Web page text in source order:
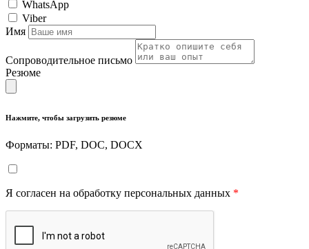
WhatsApp
Viber
Имя
Сопроводительное письмо
Резюме
Нажмите, чтобы загрузить резюме
Форматы: PDF, DOC, DOCX
Я согласен на обработку персональных данных *